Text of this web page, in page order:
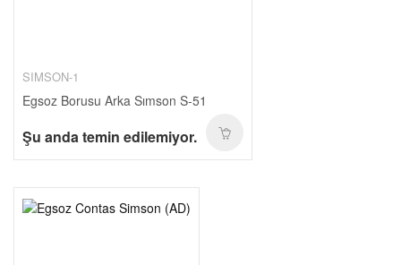
SIMSON-1
Egsoz Borusu Arka Sımson S-51
Şu anda temin edilemiyor.